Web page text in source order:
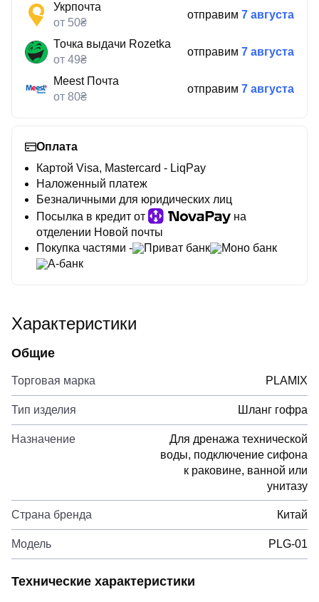
Укрпочта
от 50₴
отправим 7 августа
Точка выдачи Rozetka
от 49₴
отправим 7 августа
Meest Почта
от 80₴
отправим 7 августа
Оплата
Картой Visa, Mastercard - LiqPay
Наложенный платеж
Безналичными для юридических лиц
Посылка в кредит от
на
отделении Новой почты
Покупка частями -
Приват банк
Моно банк
А-банк
Характеристики
Общие
Торговая марка PLAMIX
Тип изделия Шланг гофра
Назначение
Для дренажа технической
воды, подключение сифона
к раковине, ванной или
унитазу
Страна бренда Китай
Модель PLG-01
Технические характеристики